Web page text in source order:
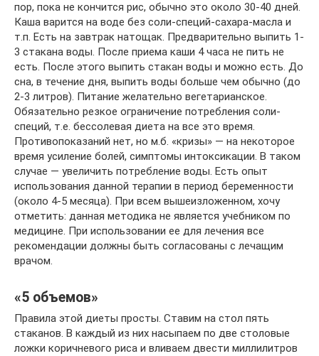
пор, пока не кончится рис, обычно это около 30-40 дней.
Каша варится на воде без соли-специй-сахара-масла и
т.п. Есть на завтрак натощак. Предварительно выпить 1-
3 стакана воды. После приема каши 4 часа не пить не
есть. После этого выпить стакан воды и можно есть. До
сна, в течение дня, выпить воды больше чем обычно (до
2-3 литров). Питание желательно вегетарианское.
Обязательно резкое ограничение потребления соли-
специй, т.е. бессолевая диета на все это время.
Противопоказаний нет, но м.б. «кризы» — на некоторое
время усиление болей, симптомы интоксикации. В таком
случае — увеличить потребление воды. Есть опыт
использования данной терапии в период беременности
(около 4-5 месяца). При всем вышеизложенном, хочу
отметить: данная методика не является учебником по
медицине. При использовании ее для лечения все
рекомендации должны быть согласованы с лечащим
врачом.
«5 объемов»
Правила этой диеты просты. Ставим на стол пять
стаканов. В каждый из них насыпаем по две столовые
ложки коричневого риса и вливаем двести миллилитров